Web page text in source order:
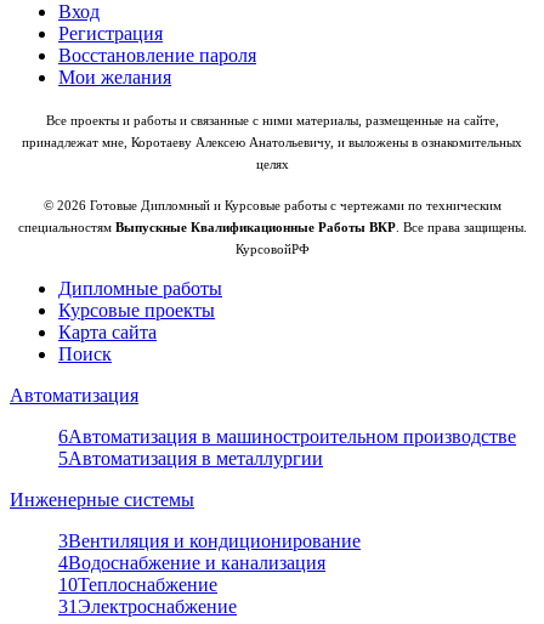
Вход
Регистрация
Восстановление пароля
Мои желания
Все проекты и работы и связанные с ними материалы, размещенные на сайте,
принадлежат мне, Коротаеву Алексею Анатольевичу, и выложены в ознакомительных
целях
© 2026 Готовые Дипломный и Курсовые работы с чертежами по техническим
специальностям Выпускные Квалификационные Работы ВКР. Все права защищены.
КурсовойРФ
Дипломные работы
Курсовые проекты
Карта сайта
Поиск
Автоматизация
6Автоматизация в машиностроительном производстве
5Автоматизация в металлургии
Инженерные системы
3Вентиляция и кондиционирование
4Водоснабжение и канализация
10Теплоснабжение
31Электроснабжение